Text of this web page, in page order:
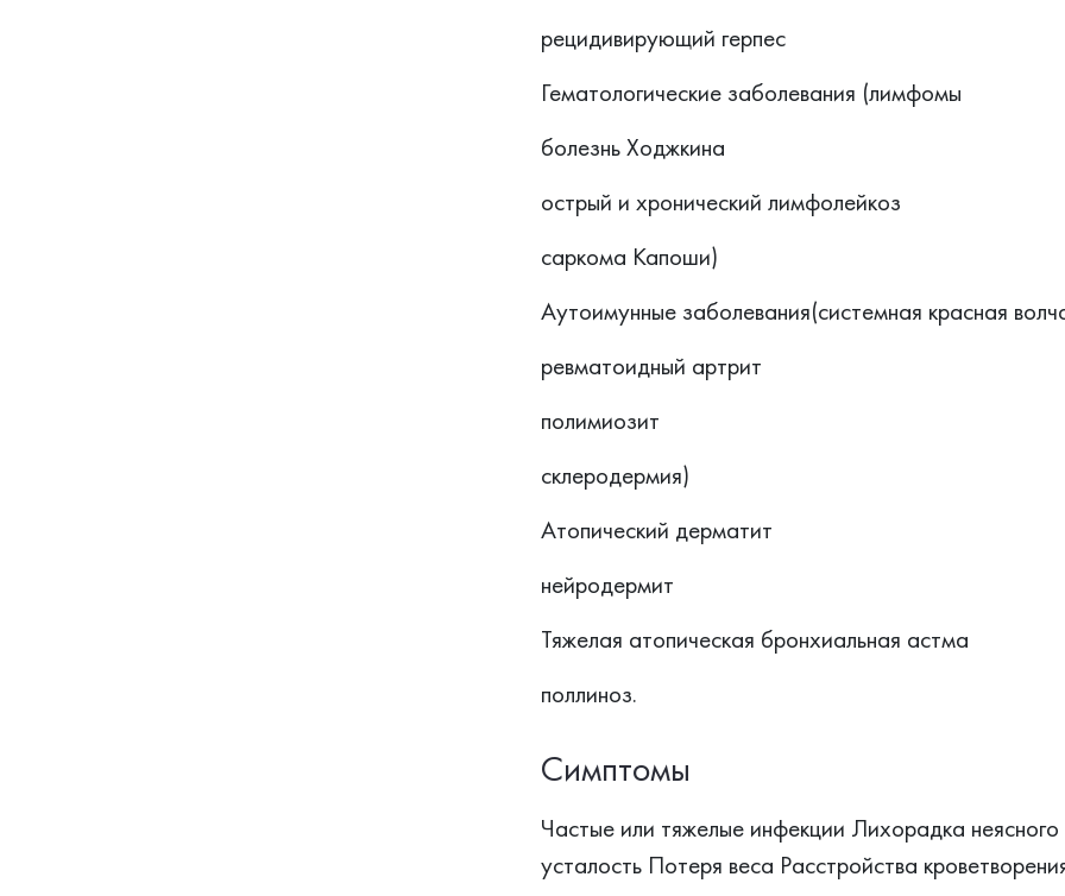
рецидивирующий герпес
Гематологические заболевания (лимфомы
болезнь Ходжкина
острый и хронический лимфолейкоз
саркома Капоши)
Аутоимунные заболевания(системная красная
ревматоидный артрит
полимиозит
склеродермия)
Атопический дерматит
нейродермит
Тяжелая атопическая бронхиальная астма
поллиноз.
Симптомы
Частые или тяжелые инфекции Лихорадка
усталость Потеря веса Расстройства